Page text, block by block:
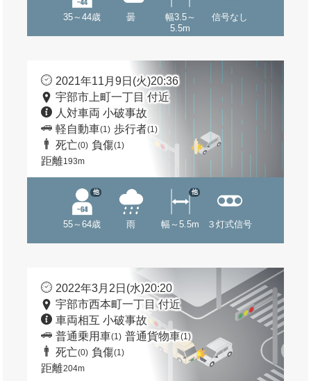
35～44歳 曇
幅3.5～
5.5m
信号なし
2021年11月9日(火)20:36
宇部市上町一丁目 付近
人対車両 小破事故
軽自動車(1) 歩行者(1)
死亡(0) 負傷(1)
距離193m
55～64歳
他
雨 幅～5.5m
他
３灯式信号
2022年3月2日(水)20:20
宇部市西本町一丁目 付近
車両相互 小破事故
普通乗用車(1) 普通貨物車(1)
死亡(0) 負傷(1)
距離204m